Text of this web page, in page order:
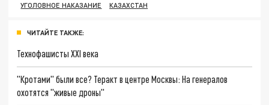
УГОЛОВНОЕ НАКАЗАНИЕ
КАЗАХСТАН
ЧИТАЙТЕ ТАКЖЕ:
Технофашисты XXI века
"Кротами" были все? Теракт в центре Москвы: На генералов
охотятся "живые дроны"